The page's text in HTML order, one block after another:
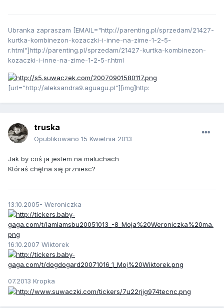
Ubranka zapraszam [EMAIL="http://parenting.pl/sprzedam/21427-
kurtka-kombinezon-kozaczki-i-inne-na-zime-1-2-5-
r.html"]http://parenting.pl/sprzedam/21427-kurtka-kombinezon-
kozaczki-i-inne-na-zime-1-2-5-r.html
[url="http://aleksandra9.aguagu.pl"][img]http:
truska
Opublikowano 15 Kwietnia 2013
Jak by coś ja jestem na maluchach
Któraś chętna się przniesc?
13.10.2005- Weroniczka
16.10.2007 Wiktorek
07.2013 Kropka